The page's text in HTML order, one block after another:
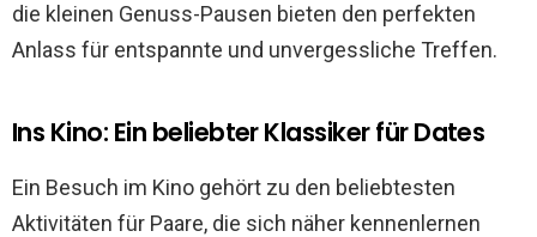
die kleinen Genuss-Pausen bieten den perfekten
Anlass für entspannte und unvergessliche Treffen.
Ins Kino: Ein beliebter Klassiker für Dates
Ein Besuch im Kino gehört zu den beliebtesten
Aktivitäten für Paare, die sich näher kennenlernen